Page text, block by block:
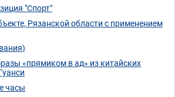
"Спорт"
Рязанской области с применением
«прямиком в ад» из китайских
часы